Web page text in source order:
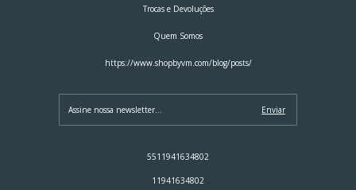
Trocas e Devoluções
Quem Somos
https://www.shopbyvm.com/blog/posts/
5511941634802
11941634802